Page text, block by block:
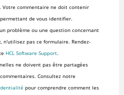
Votre commentaire ne doit contenir
de vous identifier.
problème ou une question concernant
n'utilisez pas ce formulaire. Rendez-
HCL Software Support.
ne doivent pas être partagées
Consultez notre
pour comprendre comment les